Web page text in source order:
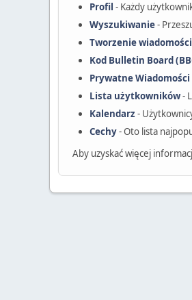
Profil - Każdy
Wyszukiwanie-
Tworzenie wiadomości
Kod Bulletin Board
Prywatne Wiadomości
Lista użytkowników-
Kalendarz -
Cechy- Oto lista
Aby uzyskać więcej